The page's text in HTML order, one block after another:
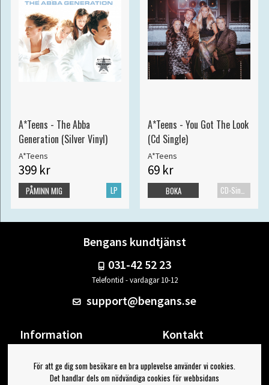
A*Teens - The Abba
Generation (Silver Vinyl)
A*Teens
399 kr
LP
PÅMINN MIG
A*Teens - You Got The Look
(Cd Single)
A*Teens
69 kr
CD-Singel
BOKA
Bengans kundtjänst
031-42 52 23
Telefontid - vardagar 10-12
support@bengans.se
Information
Om Bengans
FAQ / Köp- & Leveransvillkor
Kontakt
Din sida
Logga ut
För att ge dig som besökare en bra upplevelse använder vi cookies.
Det handlar dels om nödvändiga cookies för webbsidans